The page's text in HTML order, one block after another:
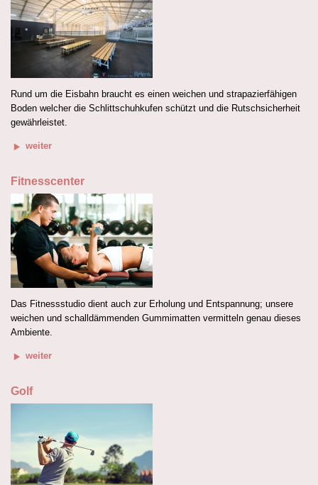
Rund um die Eisbahn braucht es einen weichen und strapazierfähigen
Boden welcher die Schlittschuhkufen schützt und die Rutschsicherheit
gewährleistet.
weiter
Fitnesscenter
Das Fitnessstudio dient auch zur Erholung und Entspannung; unsere
weichen und schalldämmenden Gummimatten vermitteln genau dieses
Ambiente.
weiter
Golf